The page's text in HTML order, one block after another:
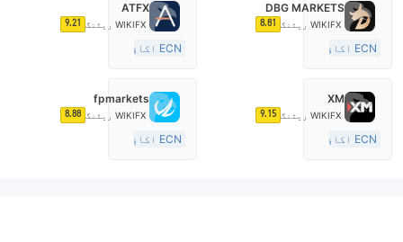
DBG MARKETS
WIKIFX ریٹنگ 8.81
ECN اکاؤنٹ
مارکیٹ سازی کا لائسنس (MM)
ATFX
WIKIFX ریٹنگ 9.21
ECN اکاؤنٹ
مارکیٹ سازی کا لائسنس (MM)
XM
WIKIFX ریٹنگ 9.15
ECN اکاؤنٹ
fpmarkets
WIKIFX ریٹنگ 8.88
ECN اکاؤنٹ